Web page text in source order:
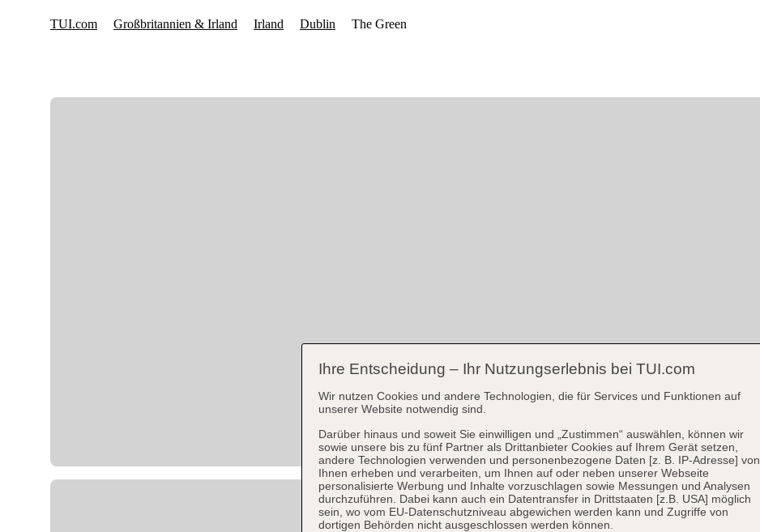
Ihre Entscheidung – Ihr Nutzungserlebnis bei TUI.com
Wir nutzen Cookies und andere Technologien, die für Services und Funktionen auf
unserer Website notwendig sind.
Darüber hinaus und soweit Sie einwilligen und „Zustimmen“ auswählen, können wir
sowie unsere bis zu fünf Partner als Drittanbieter Cookies auf Ihrem Gerät setzen,
andere Technologien verwenden und personenbezogene Daten [z. B. IP-Adresse] von
Ihnen erheben und verarbeiten, um Ihnen auf oder neben unserer Webseite
personalisierte Werbung und Inhalte vorzuschlagen sowie Messungen und Analysen
durchzuführen. Dabei kann auch ein Datentransfer in Drittstaaten [z.B. USA] möglich
sein, wo vom EU-Datenschutzniveau abgewichen werden kann und Zugriffe von
dortigen Behörden nicht ausgeschlossen werden können.